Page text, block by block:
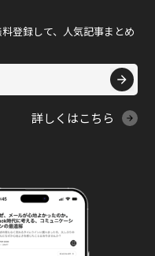
登録して、人気記事まとめ
詳しくはこちら